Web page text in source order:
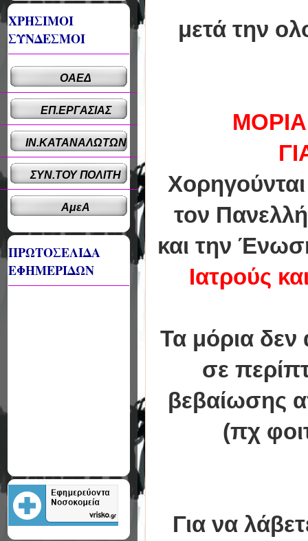
μετά την
τον
και την
Iατρούς
Τα μόρια δεν
σε
βεβαίωσης
(πχ
Για να
ΧΡΗΣΙΜΟΙ
ΣΥΝΔΕΣΜΟΙ
ΟΑΕΔ
ΕΠ.ΕΡΓΑΣΙΑΣ
ΙΝ.ΚΑΤΑΝΑΛΩΤΩΝ
ΣΥΝ.ΤΟΥ ΠΟΛΙΤΗ
ΑμεΑ
ΠΡΩΤΟΣΕΛΙΔΑ
ΕΦΗΜΕΡΙΔΩΝ